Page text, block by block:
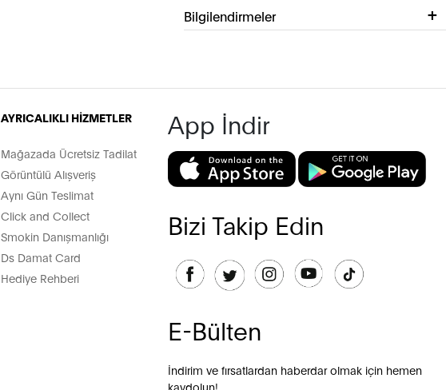
Bilgilendirmeler
AYRICALIKLI HİZMETLER
Mağazada Ücretsiz Tadilat
Görüntülü Alışveriş
Aynı Gün Teslimat
Click and Collect
Smokin Danışmanlığı
Ds Damat Card
Hediye Rehberi
App İndir
Bizi Takip Edin
E-Bülten
İndirim ve fırsatlardan haberdar olmak için hemen
kaydolun!